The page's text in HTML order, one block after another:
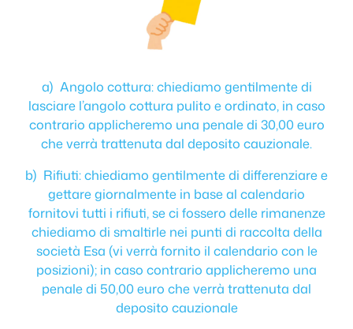
a) Angolo cottura: chiediamo gentilmente di
lasciare l’angolo cottura pulito e ordinato, in caso
contrario applicheremo una penale di 30,00 euro
che verrà trattenuta dal deposito cauzionale.
b) Rifiuti: chiediamo gentilmente di differenziare e
gettare giornalmente in base al calendario
fornitovi tutti i rifiuti, se ci fossero delle rimanenze
chiediamo di smaltirle nei punti di raccolta della
società Esa (vi verrà fornito il calendario con le
posizioni); in caso contrario applicheremo una
penale di 50,00 euro che verrà trattenuta dal
deposito cauzionale